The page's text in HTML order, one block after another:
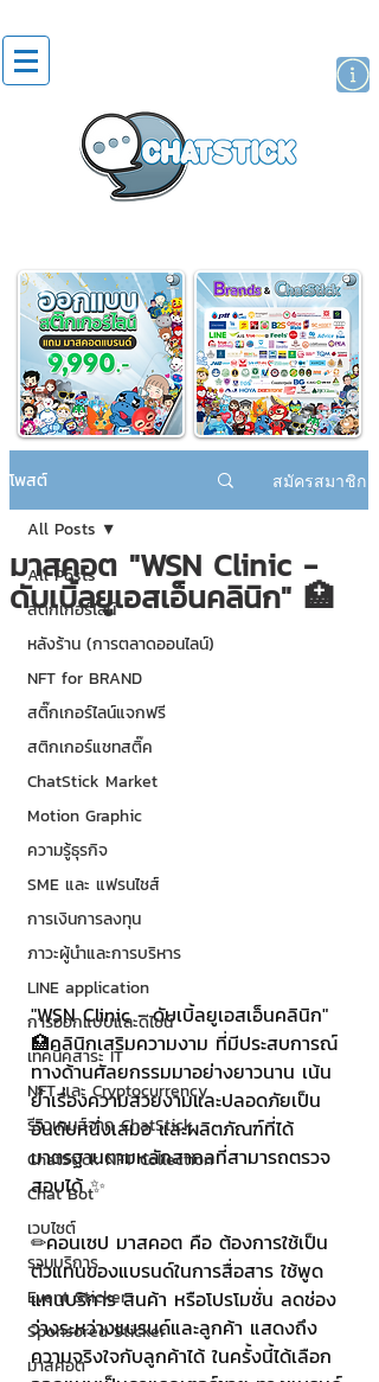
โพสต์ สมัครสมาชิก
All Posts
สติกเกอร์ไลน์
หลังร้าน (การตลาดออนไลน์)
NFT for BRAND
สติ๊กเกอร์ไลน์แจกฟรี
สติกเกอร์แชทสติ๊ค
ChatStick Market
Motion Graphic
ความรู้ธุรกิจ
SME และ แฟรนไชส์
การเงินการลงทุน
ภาวะผู้นำและการบริหาร
LINE application
การออกแบบและดีไซน์
เทคนิคสาระ IT
NFT และ Cryptocurrency
รีวิวเกมส์จาก ChatStick
ChatStick NFT Collection
Chat Bot
เวบไซต์
รวมบริการ
Event Sticker
Sponsored Sticker
มาสคอต
All Posts
มาสคอต "WSN Clinic -
ดับเบิ้ลยูเอสเอ็นคลินิก" 🏥
"WSN Clinic - ดับเบิ้ลยูเอสเอ็นคลินิก"
🏥คลินิกเสริมความงาม ที่มีประสบการณ์
ทางด้านศัลยกรรมมาอย่างยาวนาน เน้น
ย้ำเรื่องความสวยงามและปลอดภัยเป็น
อันดับหนึ่งเสมอ และผลิตภัณฑ์ที่ได้
มาตรฐานตามหลักสากลที่สามารถตรวจ
สอบได้ ✨
✏คอนเซป มาสคอต คือ ต้องการใช้เป็น
ตัวแทนของแบรนด์ในการสื่อสาร ใช้พูด
แทนบริการ สินค้า หรือโปรโมชั่น ลดช่อง
ว่างระหว่างแบรนด์และลูกค้า แสดงถึง
ความจริงใจกับลูกค้าได้ ในครั้งนี้ได้เลือก